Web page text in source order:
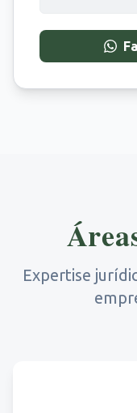
Expertise